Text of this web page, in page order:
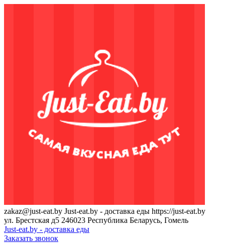
zakaz@just-eat.by Just-eat.by - доставка еды https://just-eat.by
ул. Брестская д5 246023 Республика Беларусь, Гомель
Just-eat.by - доставка еды
Заказать звонок